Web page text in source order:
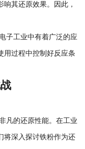
其还原效果。因此，
工业中有着广泛的应
用过程中控制好反应条
的还原性能。在工业
将深入探讨铁粉作为还